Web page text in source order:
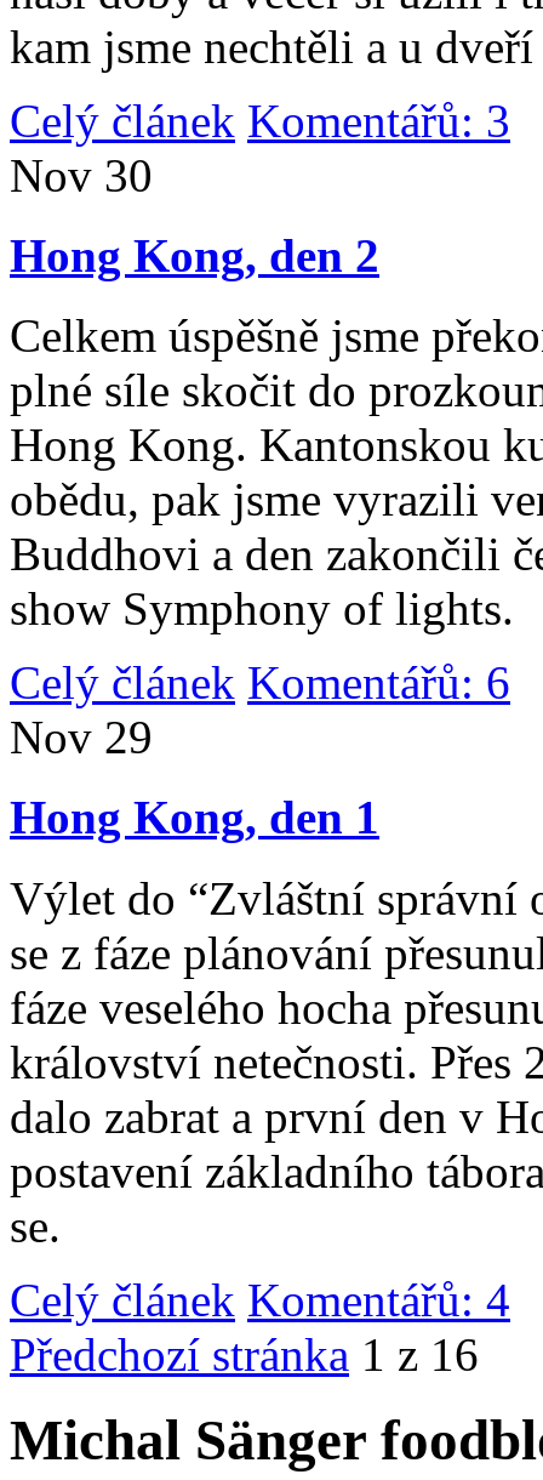
kam jsme nechtěli a u
Celý článek Komentářů: 3
Nov 30
Hong Kong, den 2
Celkem úspěšně jsme
plné síle skočit do
Hong Kong. Kantonskou
obědu, pak jsme vyrazili
Buddhovi a den zakončili
show Symphony of lights.
Celý článek Komentářů: 6
Nov 29
Hong Kong, den 1
Výlet do “Zvláštní správní
se z fáze plánování
fáze veselého hocha
království netečnosti. Přes
dalo zabrat a první den v
postavení základního
se.
Celý článek Komentářů: 4
Předchozí stránka 1 z 16
Michal Sänger